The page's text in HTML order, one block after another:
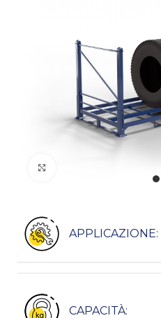
APPLICAZIONE:
CAPACITÀ: